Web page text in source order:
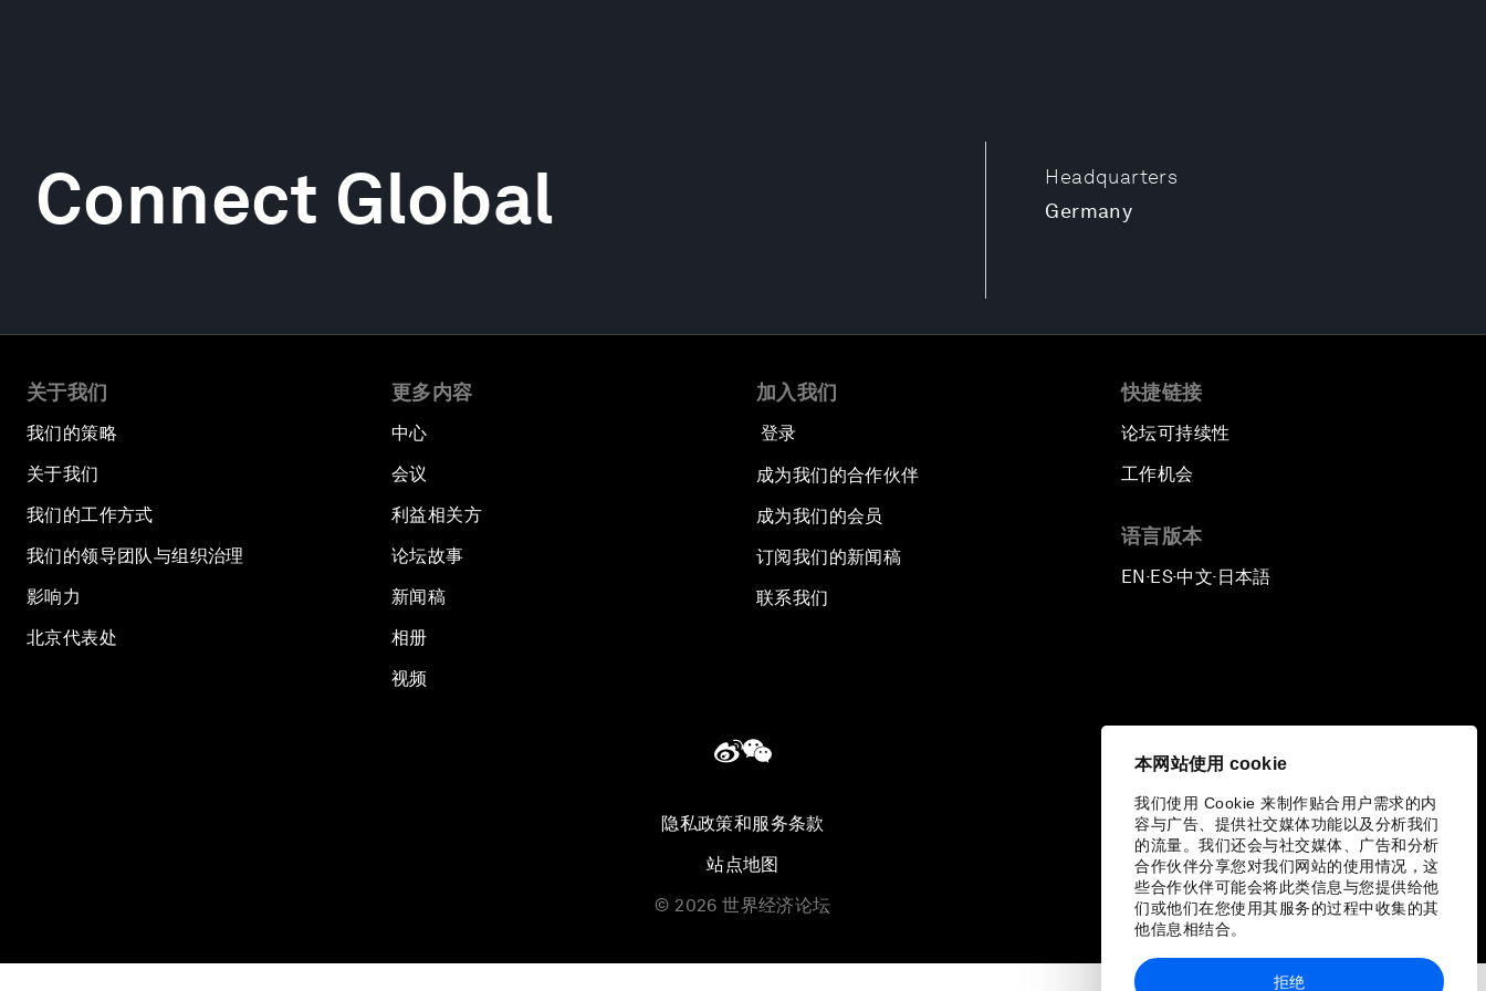
本网站使用 cookie
我们使用 Cookie 来制作贴合用户需求的内
容与广告、提供社交媒体功能以及分析我们
的流量。我们还会与社交媒体、广告和分析
合作伙伴分享您对我们网站的使用情况，这
些合作伙伴可能会将此类信息与您提供给他
们或他们在您使用其服务的过程中收集的其
他信息相结合。
拒绝
Headquarters
Germany
Connect Global
关于我们
我们的策略
关于我们
我们的工作方式
我们的领导团队与组织治理
影响力
北京代表处
更多内容
中心
会议
利益相关方
论坛故事
新闻稿
相册
视频
加入我们
登录
成为我们的合作伙伴
成为我们的会员
订阅我们的新闻稿
联系我们
快捷链接
论坛可持续性
工作机会
语言版本
EN ▪ES▪中文▪ 日本語
隐私政策和服务条款
站点地图
© 2026 世界经济论坛